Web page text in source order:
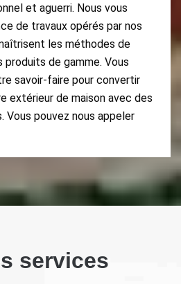
et aguerri. Nous vous
de travaux opérés par nos
les méthodes de
de gamme. Vous
savoir-faire pour convertir
extérieur de maison avec des
Vous pouvez nous appeler
services